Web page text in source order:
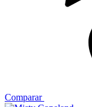
Comparar